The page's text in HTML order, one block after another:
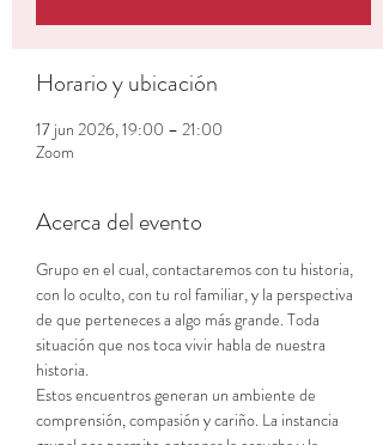
Horario y ubicación
17 jun 2026, 19:00 – 21:00
Zoom
Acerca del evento
Grupo en el cual, contactaremos con tu historia,
con lo oculto, con tu rol familiar, y la perspectiva
de que perteneces a algo más grande. Toda
situación que nos toca vivir habla de nuestra
historia.
Estos encuentros generan un ambiente de
comprensión, compasión y cariño. La instancia